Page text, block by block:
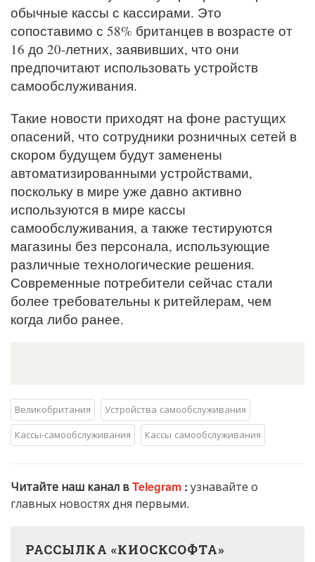
обычные кассы с кассирами. Это
сопоставимо с 58% британцев в возрасте от
16 до 20-летних, заявивших, что они
предпочитают использовать устройств
самообслуживания.
Такие новости приходят на фоне растущих
опасений, что сотрудники розничных сетей в
скором будущем будут заменены
автоматизированными устройствами,
поскольку в мире уже давно активно
используются в мире кассы
самообслуживания, а также тестируются
магазины без персонала, использующие
различные технологические решения.
Современные потребители сейчас стали
более требовательны к ритейлерам, чем
когда либо ранее.
Великобритания
Устройства самообслуживания
Кассы-самообслуживания
Кассы самообслуживания
Читайте наш канал вTelegram : узнавайте о
главных новостях дня первыми.
РАССЫЛКА «КИОСКСОФТА»